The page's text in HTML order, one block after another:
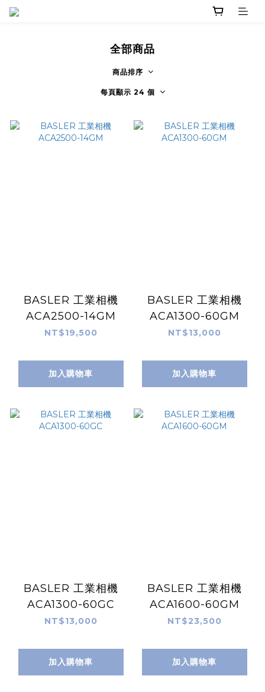
全部商品
商品排序
每頁顯示 24 個
BASLER 工業相機
ACA2500-14GM
NT$19,500
加入購物車
BASLER 工業相機
ACA1300-60GM
NT$13,000
加入購物車
BASLER 工業相機
ACA1300-60GC
NT$13,000
加入購物車
BASLER 工業相機
ACA1600-60GM
NT$23,500
加入購物車